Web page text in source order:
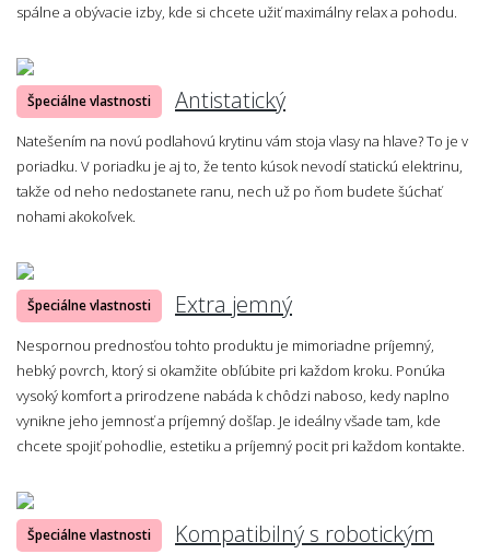
spálne a obývacie izby, kde si chcete užiť maximálny relax a pohodu.
Špeciálne vlastnosti Antistatický
Natešením na novú podlahovú krytinu vám stoja vlasy na hlave? To je v
poriadku. V poriadku je aj to, že tento kúsok nevodí statickú elektrinu,
takže od neho nedostanete ranu, nech už po ňom budete šúchať
nohami akokoľvek.
Špeciálne vlastnosti Extra jemný
Nespornou prednosťou tohto produktu je mimoriadne príjemný,
hebký povrch, ktorý si okamžite obľúbite pri každom kroku. Ponúka
vysoký komfort a prirodzene nabáda k chôdzi naboso, kedy naplno
vynikne jeho jemnosť a príjemný došľap. Je ideálny všade tam, kde
chcete spojiť pohodlie, estetiku a príjemný pocit pri každom kontakte.
Špeciálne vlastnosti
Kompatibilný s robotickým